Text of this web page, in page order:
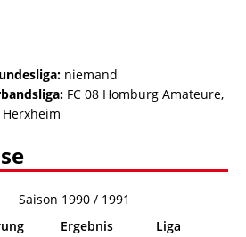
niemand
FC 08 Homburg Amateure,
Herxheim
Saison 1990 / 1991
Ergebnis Liga